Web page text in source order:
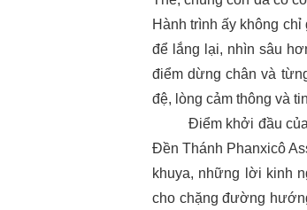
Hành trình ấy không
để lắng lại, nhìn sâu
điểm dừng chân và
đệ, lòng cảm thông và
Điểm khởi đầu của
Đền Thánh Phanxicô
khuya, những lời kinh
cho chặng đường